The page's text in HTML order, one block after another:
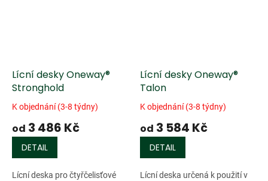
Lícní desky Oneway®
Stronghold
K objednání (3-8 týdny)
od 3 486 Kč
DETAIL
Lícní deska pro čtyřčelisťové
Lícní desky Oneway®
Talon
K objednání (3-8 týdny)
od 3 584 Kč
DETAIL
Lícní deska určená k použití v